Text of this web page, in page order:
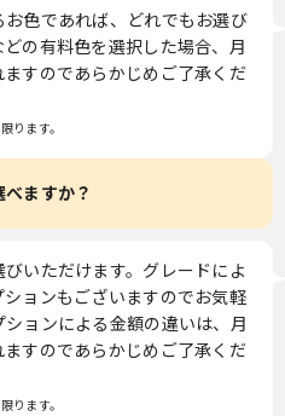
色であれば、どれでもお選び
の有料色を選択した場合、月
すのであらかじめご了承くだ
ります。
ますか？
いただけます。グレードによ
ョンもございますのでお気軽
ョンによる金額の違いは、月
すのであらかじめご了承くだ
ります。